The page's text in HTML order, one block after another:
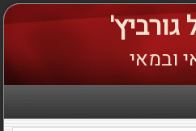
גורביץ'
ובמאי